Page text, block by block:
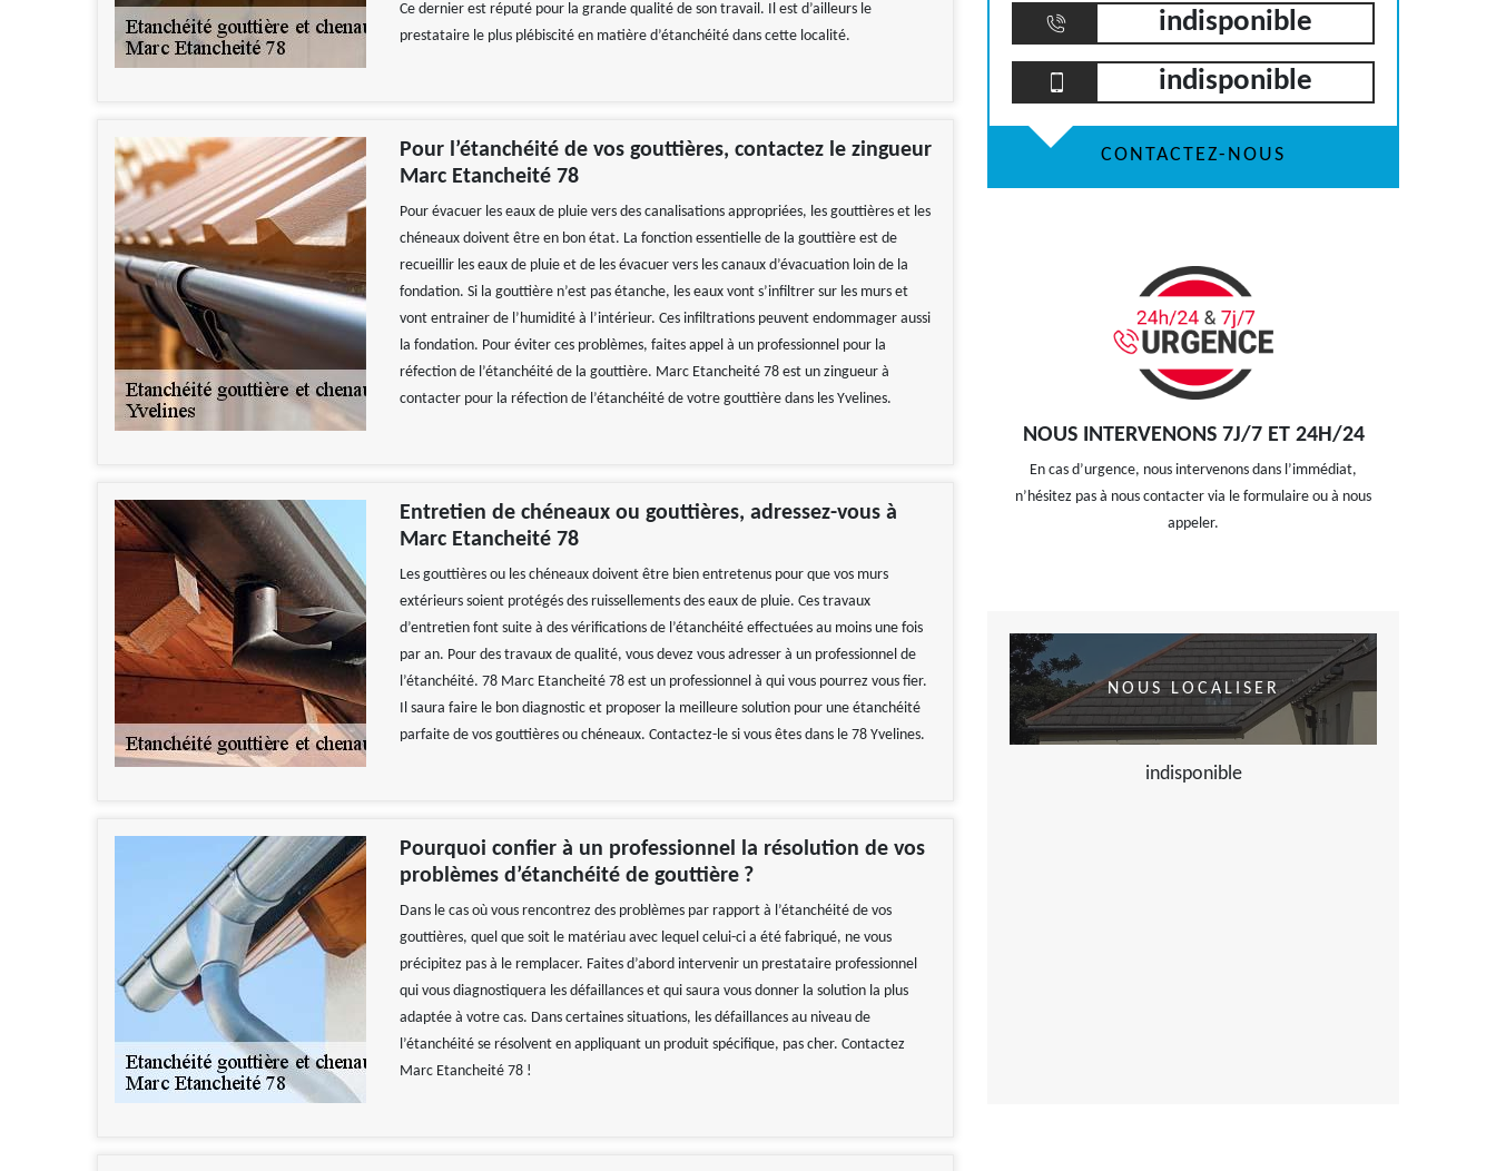
Ce dernier est réputé pour la grande qualité de son travail. Il est d’ailleurs le
prestataire le plus plébiscité en matière d’étanchéité dans cette localité.
Pour l’étanchéité de vos gouttières, contactez le zingueur
Marc Etancheité 78
Pour évacuer les eaux de pluie vers des canalisations appropriées, les gouttières et les
chéneaux doivent être en bon état. La fonction essentielle de la gouttière est de
recueillir les eaux de pluie et de les évacuer vers les canaux d’évacuation loin de la
fondation. Si la gouttière n’est pas étanche, les eaux vont s’infiltrer sur les murs et
vont entrainer de l’humidité à l’intérieur. Ces infiltrations peuvent endommager aussi
la fondation. Pour éviter ces problèmes, faites appel à un professionnel pour la
réfection de l’étanchéité de la gouttière. Marc Etancheité 78 est un zingueur à
contacter pour la réfection de l’étanchéité de votre gouttière dans les Yvelines.
Entretien de chéneaux ou gouttières, adressez-vous à
Marc Etancheité 78
Les gouttières ou les chéneaux doivent être bien entretenus pour que vos murs
extérieurs soient protégés des ruissellements des eaux de pluie. Ces travaux
d’entretien font suite à des vérifications de l’étanchéité effectuées au moins une fois
par an. Pour des travaux de qualité, vous devez vous adresser à un professionnel de
l’étanchéité. 78 Marc Etancheité 78 est un professionnel à qui vous pourrez vous fier.
Il saura faire le bon diagnostic et proposer la meilleure solution pour une étanchéité
parfaite de vos gouttières ou chéneaux. Contactez-le si vous êtes dans le 78 Yvelines.
Pourquoi confier à un professionnel la résolution de vos
problèmes d’étanchéité de gouttière ?
Dans le cas où vous rencontrez des problèmes par rapport à l’étanchéité de vos
gouttières, quel que soit le matériau avec lequel celui-ci a été fabriqué, ne vous
précipitez pas à le remplacer. Faites d’abord intervenir un prestataire professionnel
qui vous diagnostiquera les défaillances et qui saura vous donner la solution la plus
adaptée à votre cas. Dans certaines situations, les défaillances au niveau de
l’étanchéité se résolvent en appliquant un produit spécifique, pas cher. Contactez
Marc Etancheité 78 !
indisponible
indisponible
CONTACTEZ-NOUS
NOUS INTERVENONS 7J/7 ET 24H/24
En cas d’urgence, nous intervenons dans l’immédiat,
n’hésitez pas à nous contacter via le formulaire ou à nous
appeler.
NOUS LOCALISER
indisponible